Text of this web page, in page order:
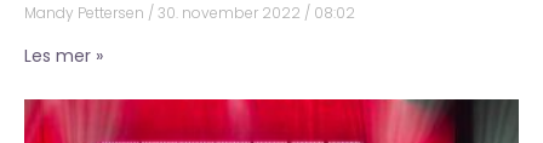
Mandy Pettersen 30. november 2022 08:02
Les mer »